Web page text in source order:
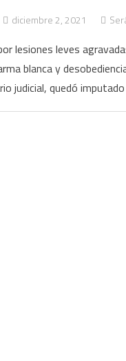
diciembre 2, 2021
lesiones leves
blanca y
judicial, quedó